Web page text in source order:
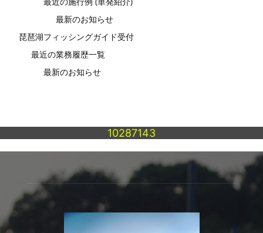
最新のお知らせ
琵琶湖フィッシングガイド受付
最近の業務履歴一覧
最新のお知らせ
10287143